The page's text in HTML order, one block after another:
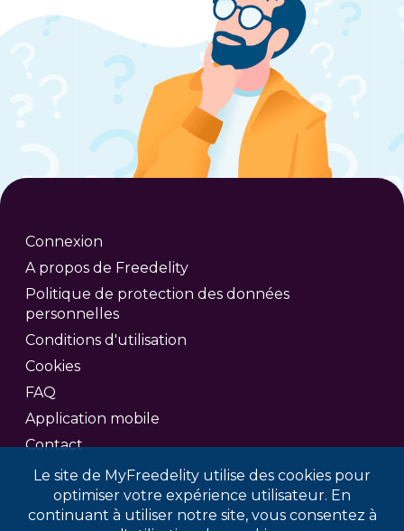
Le site de MyFreedelity utilise des cookies pour
optimiser votre expérience utilisateur. En
continuant à utiliser notre site, vous consentez à
Connexion
A propos de Freedelity
Politique de protection des données
personnelles
Conditions d'utilisation
Cookies
FAQ
Application mobile
Contact